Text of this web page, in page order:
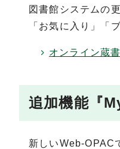
図書館システムの
「お気に入り」「
オンライン蔵
追加機能『
新しいWeb-OPAC